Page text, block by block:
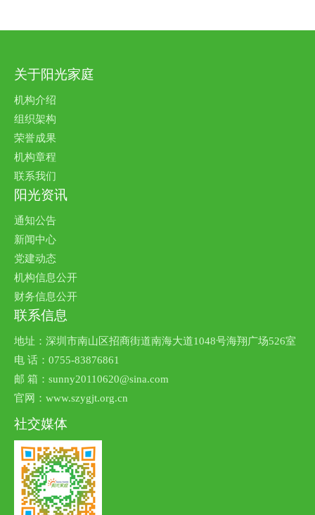
关于阳光家庭
机构介绍
组织架构
荣誉成果
机构章程
联系我们
阳光资讯
通知公告
新闻中心
党建动态
机构信息公开
财务信息公开
联系信息
地址：深圳市南山区招商街道南海大道1048号海翔广场526室
电 话：0755-83876861
邮 箱：sunny20110620@sina.com
官网：www.szygjt.org.cn
社交媒体